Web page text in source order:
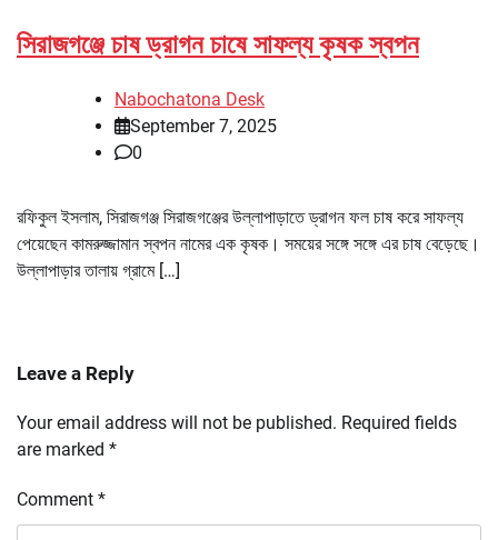
সিরাজগঞ্জে চাষ ড্রাগন চাষে সাফল্য কৃষক স্বপন
Nabochatona Desk
September 7, 2025
0
রফিকুল ইসলাম, সিরাজগঞ্জ সিরাজগঞ্জের উল্লাপাড়াতে ড্রাগন ফল চাষ করে সাফল্য
পেয়েছেন কামরুজ্জামান স্বপন নামের এক কৃষক। সময়ের সঙ্গে সঙ্গে এর চাষ বেড়েছে।
উল্লাপাড়ার তালায় গ্রামে […]
Leave a Reply
Your email address will not be published. Required fields
are marked *
Comment *